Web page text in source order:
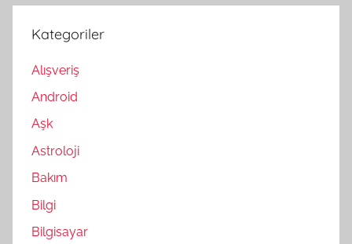
Kategoriler
Alışveriş
Android
Aşk
Astroloji
Bakım
Bilgi
Bilgisayar